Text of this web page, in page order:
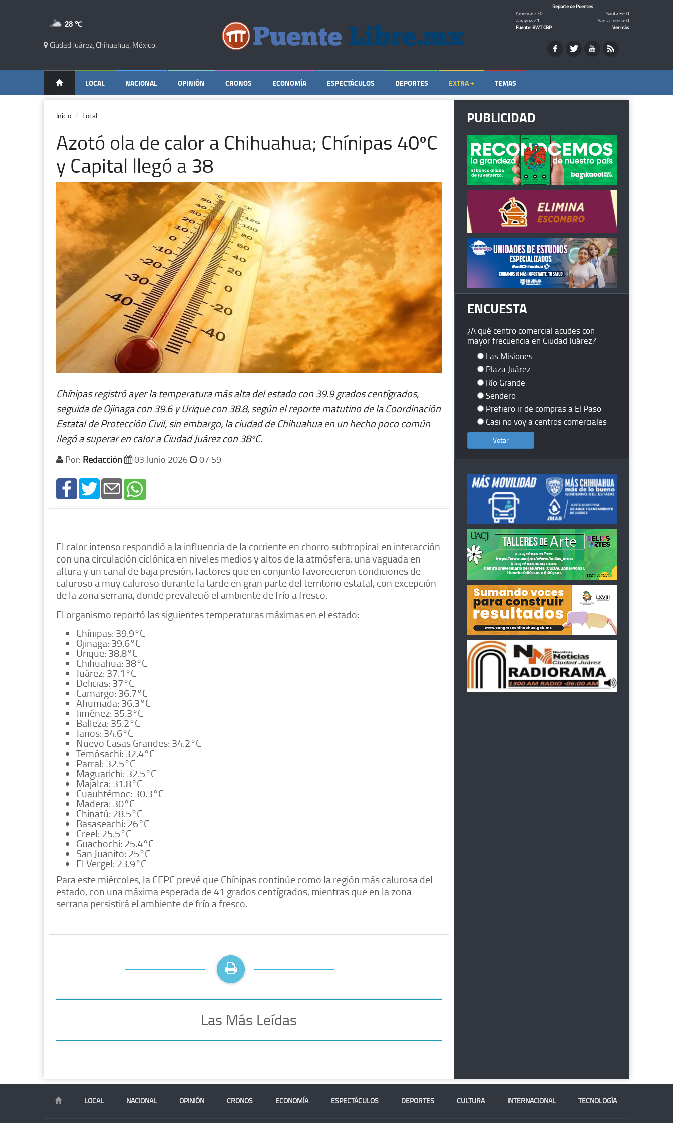
28 ℃
Ciudad Juárez, Chihuahua, México.
Reporte de Puentes
Americas: 70
Santa Fe: 0
Zaragoza: 1
Santa Teresa: 0
Fuente: BWT CBP
Ver más
LOCAL NACIONAL OPINIÓN CRONOS ECONOMÍA ESPECTÁCULOS DEPORTES EXTRA + TEMAS
Inicio Local
Azotó ola de calor a Chihuahua; Chínipas 40ºC
y Capital llegó a 38
Chínipas registró ayer la temperatura más alta del estado con 39.9 grados centígrados,
seguida de Ojinaga con 39.6 y Urique con 38.8, según el reporte matutino de la Coordinación
Estatal de Protección Civil, sin embargo, la ciudad de Chihuahua en un hecho poco común
llegó a superar en calor a Ciudad Juárez con 38ºC.
Por: Redacción 03 Junio 2026 07 59
El calor intenso respondió a la influencia de la corriente en chorro subtropical en interacción
con una circulación ciclónica en niveles medios y altos de la atmósfera, una vaguada en
altura y un canal de baja presión, factores que en conjunto favorecieron condiciones de
caluroso a muy caluroso durante la tarde en gran parte del territorio estatal, con excepción
de la zona serrana, donde prevaleció el ambiente de frío a fresco.
El organismo reportó las siguientes temperaturas máximas en el estado:
Chínipas: 39.9°C
Ojinaga: 39.6°C
Urique: 38.8°C
Chihuahua: 38°C
Juárez: 37.1°C
Delicias: 37°C
Camargo: 36.7°C
Ahumada: 36.3°C
Jiménez: 35.3°C
Balleza: 35.2°C
Janos: 34.6°C
Nuevo Casas Grandes: 34.2°C
Temósachi: 32.4°C
Parral: 32.5°C
Maguarichi: 32.5°C
Majalca: 31.8°C
Cuauhtémoc: 30.3°C
Madera: 30°C
Chinatú: 28.5°C
Basaseachi: 26°C
Creel: 25.5°C
Guachochi: 25.4°C
San Juanito: 25°C
El Vergel: 23.9°C
Para este miércoles, la CEPC prevé que Chínipas continúe como la región más calurosa del
estado, con una máxima esperada de 41 grados centígrados, mientras que en la zona
serrana persistirá el ambiente de frío a fresco.
Las Más Leídas
PUBLICIDAD
ENCUESTA
¿A qué centro comercial acudes con
mayor frecuencia en Ciudad Juárez?
Las Misiones
Plaza Juárez
Río Grande
Sendero
Prefiero ir de compras a El Paso
Casi no voy a centros comerciales
LOCAL NACIONAL OPINIÓN CRONOS ECONOMÍA ESPECTÁCULOS DEPORTES CULTURA INTERNACIONAL TECNOLOGÍA